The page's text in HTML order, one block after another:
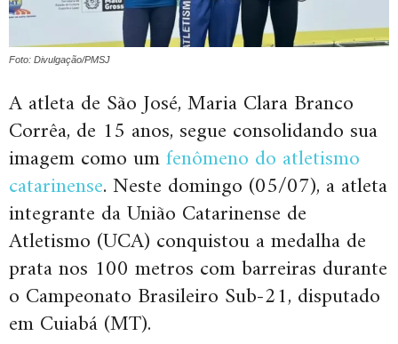
Foto: Divulgação/PMSJ
A atleta de São José, Maria Clara Branco
Corrêa, de 15 anos, segue consolidando sua
imagem como umfenômeno do atletismo
catarinense. Neste domingo (05/07), a atleta
integrante da União Catarinense de
Atletismo (UCA) conquistou a medalha de
prata nos 100 metros com barreiras durante
o Campeonato Brasileiro Sub-21, disputado
em Cuiabá (MT).